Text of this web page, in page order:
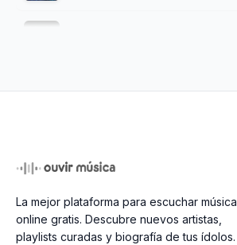
Rey Vencedor
Vino Celestial
La mejor plataforma para escuchar música
online gratis. Descubre nuevos artistas,
playlists curadas y biografía de tus ídolos.